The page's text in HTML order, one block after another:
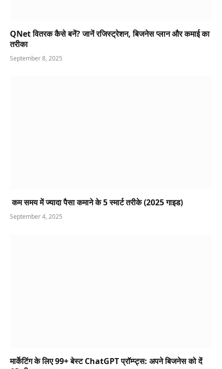
QNet वितरक कैसे बनें? जानें रजिस्ट्रेशन, बिजनेस प्लान और कमाई का
तरीका
September 8, 2025
कम समय में ज्यादा पैसा कमाने के 5 स्मार्ट तरीके (2025 गाइड)
September 4, 2025
मार्केटिंग के लिए 99+ बेस्ट ChatGPT प्रॉम्प्ट्स: अपने बिजनेस को दें